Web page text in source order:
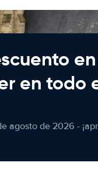
en
en todo
agosto de 2026 -